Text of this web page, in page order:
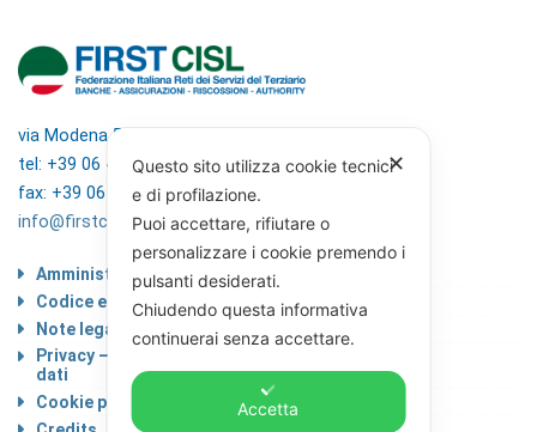
via Modena 5, 00184 Roma
tel: +39 06 4746351
fax: +39 06 4746136
info@firstcisl.it
Amministrazione trasparente
Codice etico
Note legali
Privacy – Informativa sul trattamento dei
dati
Cookie policy
✕
Questo sito utilizza cookie tecnici
e di profilazione.
Puoi accettare, rifiutare o
personalizzare i cookie premendo i
pulsanti desiderati.
Chiudendo questa informativa
continuerai senza accettare.
Accetta